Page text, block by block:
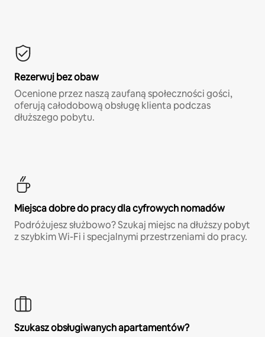
Rezerwuj bez obaw
Ocenione przez naszą zaufaną społeczności gości,
oferują całodobową obsługę klienta podczas
dłuższego pobytu.
Miejsca dobre do pracy dla cyfrowych nomadów
Podróżujesz służbowo? Szukaj miejsc na dłuższy pobyt
z szybkim Wi-Fi i specjalnymi przestrzeniami do pracy.
Szukasz obsługiwanych apartamentów?